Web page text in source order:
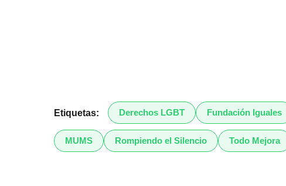
Etiquetas: Derechos LGBT Fundación Iguales
MUMS Rompiendo el Silencio Todo Mejora